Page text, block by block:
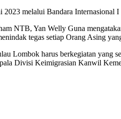
2023 melalui Bandara
NTB, Yan Welly Guna
tegas setiap Orang Asing
Lombok harus berkegiatan
Divisi Keimigrasian Kanwil